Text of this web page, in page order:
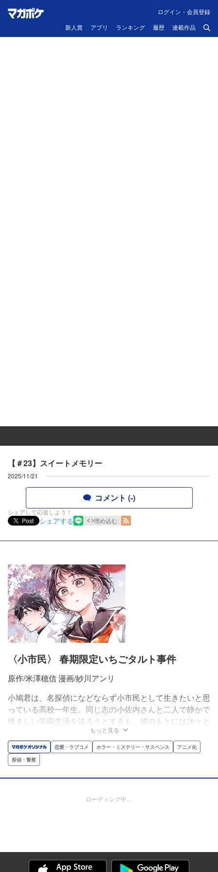
新人賞 アプリ ランキング 履歴 連載作品
ログイン・会員登録
【＃23】スイートメモリー
2025/11/21
コメント (-)
シェアして応援しよう！
Post
シェアする 埋め込む
〈小市民〉 春期限定いちごタルト事件
原作/米澤穂信 漫画/紗川アンリ
小鳩君は、名探偵になどならず小市民として生きたいと思
っている高校一年生。同じ志の小佐内さんと二人で静かで
慎ましい学園生活を送ろうとするも、彼のもとには次々と
「謎」が舞い込んでくる。ぜったい目立ちたくないはずな
のに、謎を解かざるをえない小鳩君に安寧の日々は来るだ
ろうか。直木賞作家・米澤穂信が生み出した、シリーズ累
計110万部超えの大人気学園ミステリが待望のコミカライ
ズ!!
もっと見る
恋愛・ラブコメ ホラー・ミステリー・サスペンス
アニメ化
探偵・警察
ローディング中…